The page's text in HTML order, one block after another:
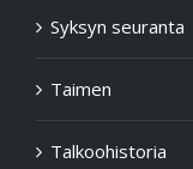
Syksyn seuranta
Taimen
Talkoohistoria